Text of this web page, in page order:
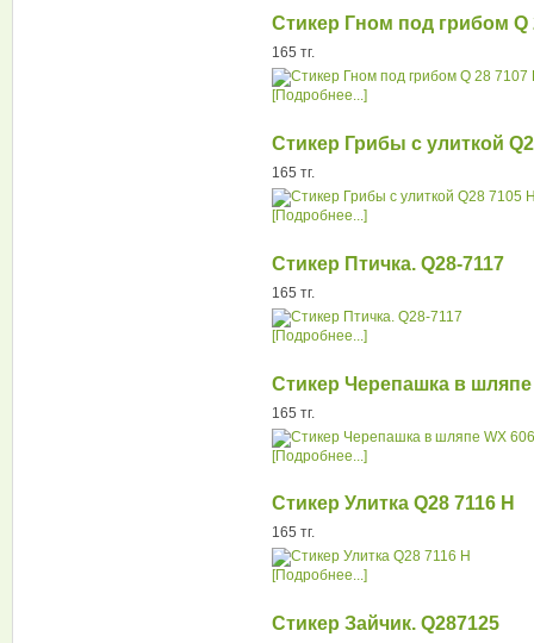
Стикер Гном под грибом Q
165 тг.
[Подробнее...]
Стикер Грибы с улиткой
165 тг.
[Подробнее...]
Стикер Птичка. Q28-7117
165 тг.
[Подробнее...]
Стикер Черепашка в шляпе
165 тг.
[Подробнее...]
Стикер Улитка Q28 7116 Н
165 тг.
[Подробнее...]
Стикер Зайчик. Q287125